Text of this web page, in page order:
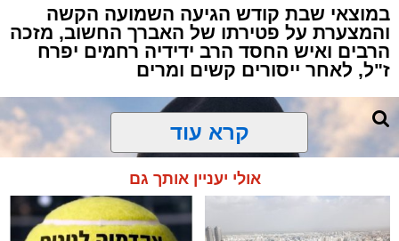
כוחות ההצלה ומד"א יחד עם מתנדבי "הצלה
דרום" ו"איחוד הצלה" הוזעקו לזירה בעקבות דיווח
על אירוע אלימות וירי.
החובשים והפרמדיקים שהגיעו למקום העניקו
לפצוע טיפול רפואי ראשוני, ולאחר מכן הוא פונה
להמשך טיפול בבית החולים כשמצבו מוגדר בינוני.
כוחות משטרה שהגיעו למקום סגרו את הזירה
ופתחו בחקירה לבדיקת נסיבות האירוע ולאיתור
במוצאי שבת קודש הגיעה השמועה הקשה
והמצערת על פטירתו של האברך החשוב, מזכה
הרבים ואיש החסד הרב ידידיה רחמים יפרח
ז"ל, לאחר ייסורים קשים ומרים
קרא עוד
אולי יעניין אותך גם